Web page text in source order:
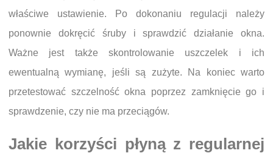
właściwe ustawienie. Po dokonaniu regulacji należy
ponownie dokręcić śruby i sprawdzić działanie okna.
Ważne jest także skontrolowanie uszczelek i ich
ewentualną wymianę, jeśli są zużyte. Na koniec warto
przetestować szczelność okna poprzez zamknięcie go i
sprawdzenie, czy nie ma przeciągów.
Jakie korzyści płyną z regularnej